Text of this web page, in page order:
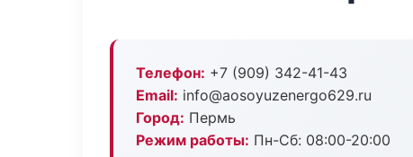
Телефон: +7 (909) 342-41-43
Email: info@aosoyuzenergo629.ru
Город: Пермь
Режим работы: Пн-Сб: 08:00-20:00